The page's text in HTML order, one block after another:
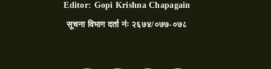
Editor: Gopi Krishna Chapagain
सूचना विभाग दर्ता नंः २६७४/०७७-०७८